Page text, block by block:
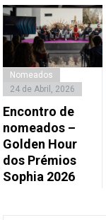
Nomeados
24 de Abril, 2026
Encontro de
nomeados –
Golden Hour
dos Prémios
Sophia 2026